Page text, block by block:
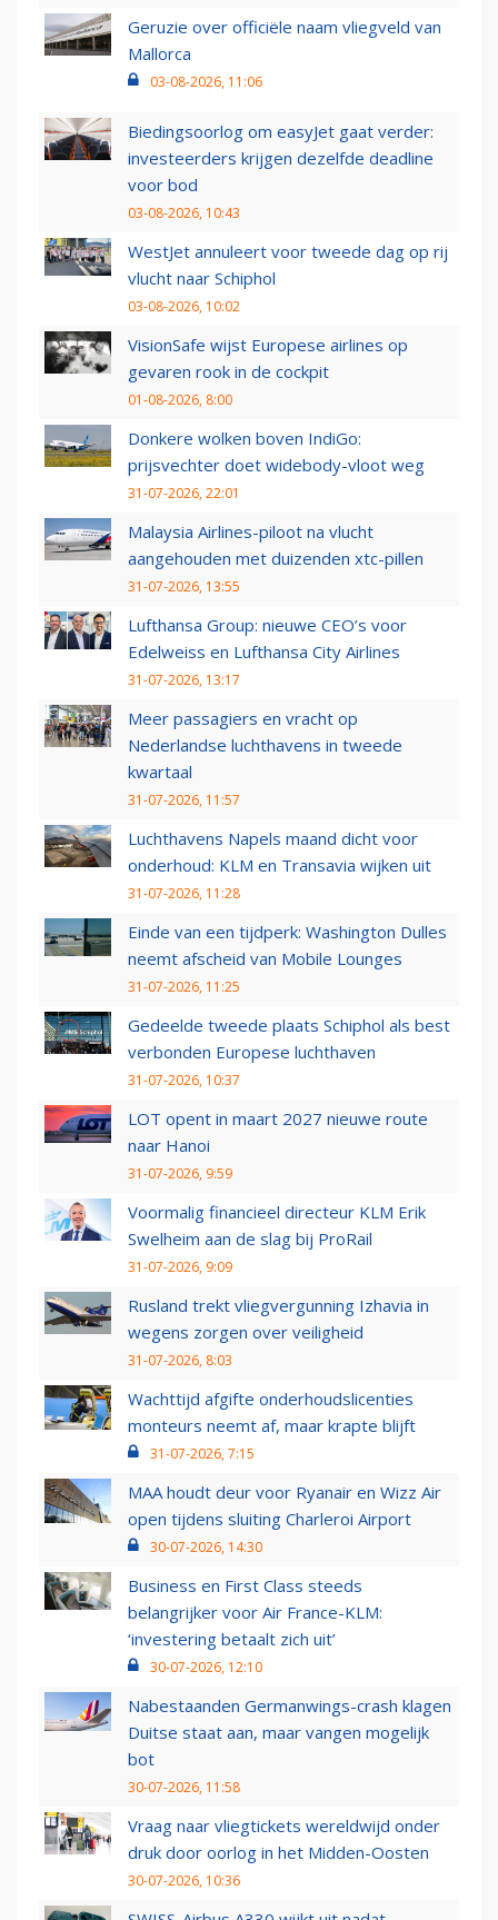
Geruzie over officiële naam vliegveld van
Mallorca
03-08-2026, 11:06
Biedingsoorlog om easyJet gaat verder:
investeerders krijgen dezelfde deadline
voor bod
03-08-2026, 10:43
WestJet annuleert voor tweede dag op rij
vlucht naar Schiphol
03-08-2026, 10:02
VisionSafe wijst Europese airlines op
gevaren rook in de cockpit
01-08-2026, 8:00
Donkere wolken boven IndiGo:
prijsvechter doet widebody-vloot weg
31-07-2026, 22:01
Malaysia Airlines-piloot na vlucht
aangehouden met duizenden xtc-pillen
31-07-2026, 13:55
Lufthansa Group: nieuwe CEO’s voor
Edelweiss en Lufthansa City Airlines
31-07-2026, 13:17
Meer passagiers en vracht op
Nederlandse luchthavens in tweede
kwartaal
31-07-2026, 11:57
Luchthavens Napels maand dicht voor
onderhoud: KLM en Transavia wijken uit
31-07-2026, 11:28
Einde van een tijdperk: Washington Dulles
neemt afscheid van Mobile Lounges
31-07-2026, 11:25
Gedeelde tweede plaats Schiphol als best
verbonden Europese luchthaven
31-07-2026, 10:37
LOT opent in maart 2027 nieuwe route
naar Hanoi
31-07-2026, 9:59
Voormalig financieel directeur KLM Erik
Swelheim aan de slag bij ProRail
31-07-2026, 9:09
Rusland trekt vliegvergunning Izhavia in
wegens zorgen over veiligheid
31-07-2026, 8:03
Wachttijd afgifte onderhoudslicenties
monteurs neemt af, maar krapte blijft
31-07-2026, 7:15
MAA houdt deur voor Ryanair en Wizz Air
open tijdens sluiting Charleroi Airport
30-07-2026, 14:30
Business en First Class steeds
belangrijker voor Air France-KLM:
‘investering betaalt zich uit’
30-07-2026, 12:10
Nabestaanden Germanwings-crash klagen
Duitse staat aan, maar vangen mogelijk
bot
30-07-2026, 11:58
Vraag naar vliegtickets wereldwijd onder
druk door oorlog in het Midden-Oosten
30-07-2026, 10:36